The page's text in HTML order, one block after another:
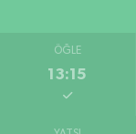
ÖĞLE
13:15